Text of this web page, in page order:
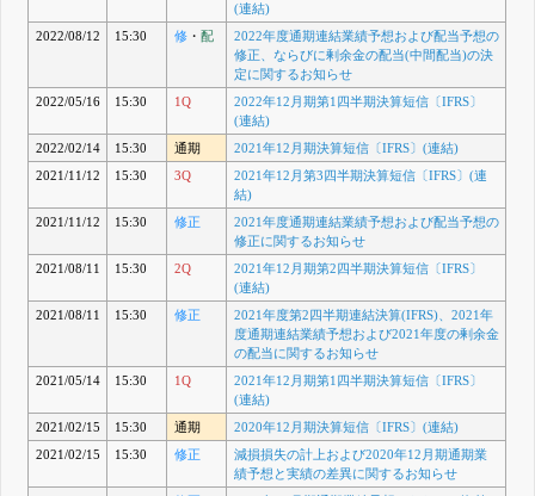
(連結)
2022/08/12
15:30 修・ 配
2022年度通期連結業績予想および配当予想の
修正、ならびに剰余金の配当(中間配当)の決
定に関するお知らせ
2022/05/16
15:30 1Q
2022年12月期第1四半期決算短信〔IFRS〕
(連結)
2022/02/14
15:30 通期
2021年12月期決算短信〔IFRS〕(連結)
2021/11/12
15:30 3Q
2021年12月第3四半期決算短信〔IFRS〕(連
結)
2021/11/12
15:30 修正
2021年度通期連結業績予想および配当予想の
修正に関するお知らせ
2021/08/11
15:30 2Q
2021年12月期第2四半期決算短信〔IFRS〕
(連結)
2021/08/11
15:30 修正
2021年度第2四半期連結決算(IFRS)、2021年
度通期連結業績予想および2021年度の剰余金
の配当に関するお知らせ
2021/05/14
15:30 1Q
2021年12月期第1四半期決算短信〔IFRS〕
(連結)
2021/02/15
15:30 通期
2020年12月期決算短信〔IFRS〕(連結)
2021/02/15
15:30 修正
減損損失の計上および2020年12月期通期業
績予想と実績の差異に関するお知らせ